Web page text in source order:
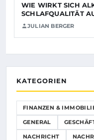
WIE WIRKT SICH
SCHLAFQUALITÄT
JULIAN BERGER
KATEGORIEN
FINANZEN &
GENERAL
NACHRICHT